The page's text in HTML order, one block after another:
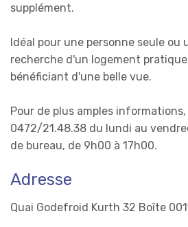
supplément.
Idéal pour une personne seule ou
recherche d'un logement
bénéficiant d'une belle vue.
Pour de plus amples
0472/21.48.38 du lundi au
de bureau, de 9h00 à 17h00.
Adresse
Quai Godefroid Kurth 32 Boîte